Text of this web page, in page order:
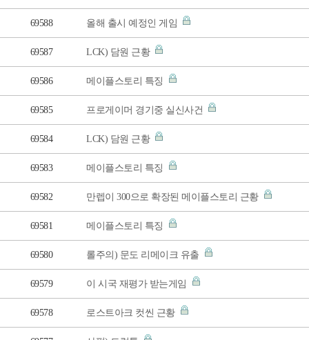
69588 올해 출시 예정인 게임
69587 LCK) 담원 근황
69586 메이플스토리 특징
69585 프로게이머 경기중 실신사건
69584 LCK) 담원 근황
69583 메이플스토리 특징
69582 만렙이 300으로 확장된 메이플스토리 근황
69581 메이플스토리 특징
69580 롤주의) 문도 리메이크 유출
69579 이 시국 재평가 받는게임
69578 로스트아크 컷씬 근황